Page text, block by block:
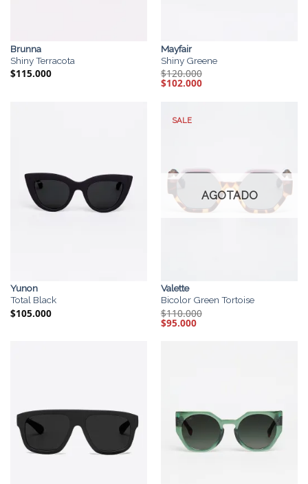
Brunna
Shiny Terracota
$115.000
Mayfair
Shiny Greene
$120.000
El
precio
$120.000.
$102.000El
Yunon
Total Black
$105.000
SALE
AGOTADO
Valette
Bicolor Green Tortoise
$110.000
El
precio
$95.000El